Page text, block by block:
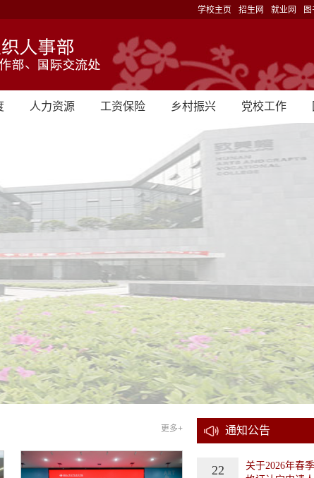
学校主页 招生网 就业网 图
人力资源 工资保险 乡村振兴 党校工作
更多+ 通知公告
22
关于2026年春